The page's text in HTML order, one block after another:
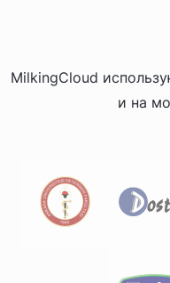
MilkingCloud
и на